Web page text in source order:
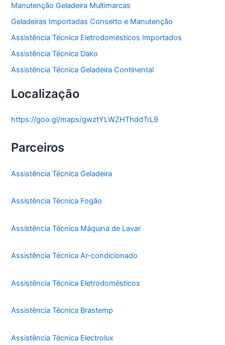
Manutenção Geladeira Multimarcas
Geladeiras Importadas Conserto e Manutenção
Assistência Técnica Eletrodomésticos Importados
Assistência Técnica Dako
Assistência Técnica Geladeira Continental
Localização
https://goo.gl/maps/gwztYLWZHThddTrL9
Parceiros
Assistência Técnica Geladeira
Assistência Técnica Fogão
Assistência Técnica Máquina de Lavar
Assistência Técnica Ar-condicionado
Assistência Técnica Eletrodomésticos
Assistência Técnica Brastemp
Assistência Técnica Electrolux